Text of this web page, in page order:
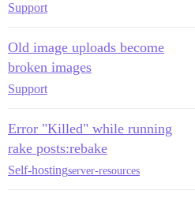
Support
Old image uploads become
broken images
Support
Error "Killed" while running
rake posts:rebake
Self-hostingserver-resources